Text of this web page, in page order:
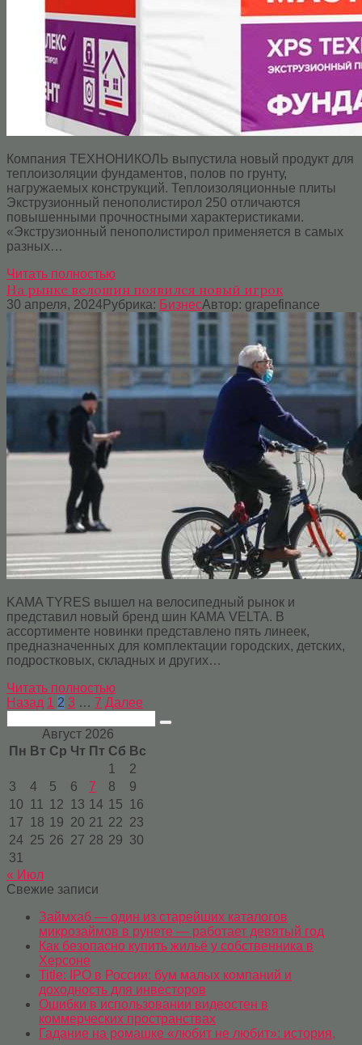
Компания ТЕХНОНИКОЛЬ выпустила новый продукт для
теплоизоляции фундаментов, полов по грунту,
нагружаемых конструкций. Теплоизоляционные плиты
Экструзионный пенополистирол 250 отличаются
повышенными прочностными характеристиками.
«Экструзионный пенополистирол применяется в самых
разных…
Читать полностью
На рынке велошин появился новый игрок
30 апреля, 2024Рубрика: БизнесАвтор: grapefinance
KAMA TYRES вышел на велосипедный рынок и
представил новый бренд шин КАМА VELTA. В
ассортименте новинки представлено пять линеек,
предназначенных для комплектации городских, детских,
подростковых, складных и других…
Читать полностью
Пагинация
Назад 1 2 3 … 7 Далее
Август 2026
Пн Вт Ср Чт Пт Сб Вс
1
2
3
4 5 6 7 8
9
10 11 12 13 14 15 16
17 18 19 20 21 22 23
24 25 26 27 28 29 30
31
« Июл
Свежие записи
Займхаб — один из старейших каталогов
микрозаймов в рунете — работает девятый год
Как безопасно купить жильё у собственника в
Херсоне
Title: IPO в России: бум малых компаний и
доходность для инвесторов
Ошибки в использовании видеостен в
коммерческих пространствах
Гадание на ромашке «любит не любит»: история,